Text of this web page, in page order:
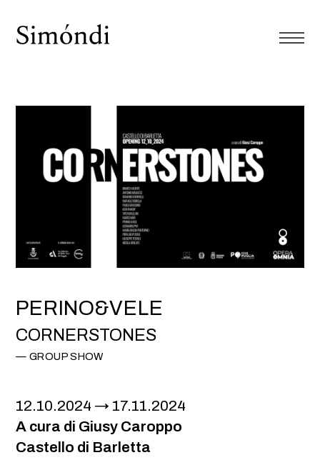
PERINO&VELE
CORNERSTONES
GROUP SHOW
12.10.2024
17.11.2024
A cura di Giusy Caroppo
Castello di Barletta